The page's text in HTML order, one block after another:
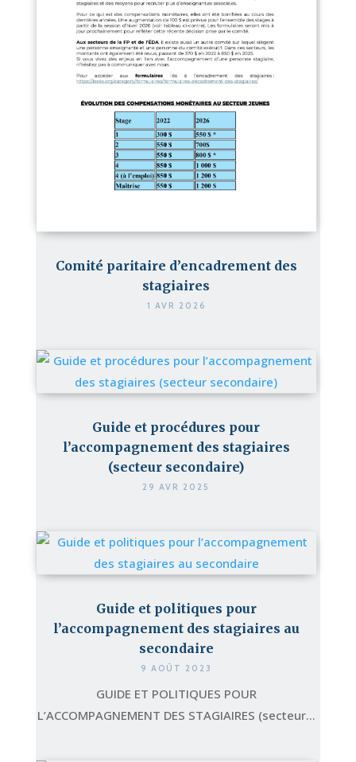
Comité paritaire d’encadrement des
stagiaires
1 AVR 2026
Guide et procédures pour
l’accompagnement des stagiaires
(secteur secondaire)
29 AVR 2025
Guide et politiques pour
l’accompagnement des stagiaires au
secondaire
9 AOÛT 2023
GUIDE ET POLITIQUES POUR
L’ACCOMPAGNEMENT DES STAGIAIRES (secteur...